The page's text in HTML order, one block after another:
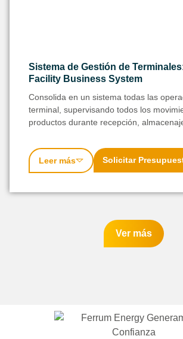
Sistema de Gestión de
Facility Business System
Consolida en un sistema todas las
terminal, supervisando todos los
productos durante recepción,
Leer más Solicitar
Ver más